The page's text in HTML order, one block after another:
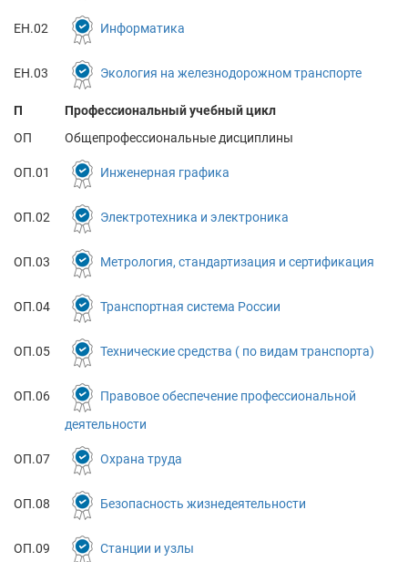
ЕН.02 Информатика
ЕН.03 Экология на железнодорожном транспорте
П
Профессиональный учебный цикл
ОП
Общепрофессиональные дисциплины
ОП.01 Инженерная графика
ОП.02 Электротехника и электроника
ОП.03 Метрология, стандартизация и сертификация
ОП.04 Транспортная система России
ОП.05 Технические средства ( по видам транспорта)
ОП.06
Правовое обеспечение профессиональной
деятельности
ОП.07 Охрана труда
ОП.08 Безопасность жизнедеятельности
ОП.09 Станции и узлы